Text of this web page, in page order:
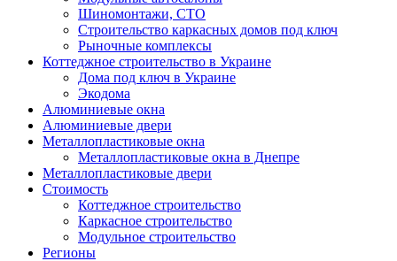
Шиномонтажи, СТО
Строительство каркасных домов под ключ
Рыночные комплексы
Коттеджное строительство в Украине
Дома под ключ в Украине
Экодома
Алюминиевые окна
Алюминиевые двери
Металлопластиковые окна
Металлопластиковые окна в Днепре
Металлопластиковые двери
Стоимость
Коттеджное строительство
Каркасное строительство
Модульное строительство
Регионы